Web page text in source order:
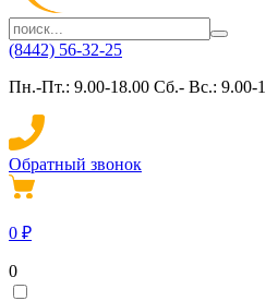
(8442) 56-32-25
Пн.-Пт.: 9.00-18.00 Сб.- Вс.: 9.00-
Обратный звонок
0 ₽
0